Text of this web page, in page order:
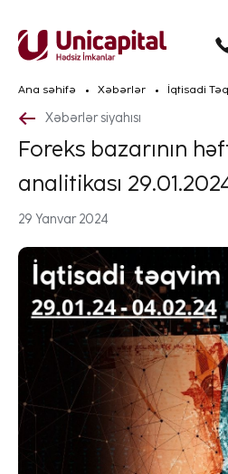
Ana səhifə Xəbərlər İqtisadi
Xəbərlər siyahısı
Foreks bazarının
analitikası
29 Yanvar 2024